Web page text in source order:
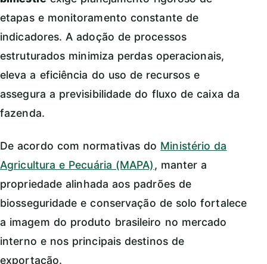
etapas e monitoramento constante de
indicadores. A adoção de processos
estruturados minimiza perdas operacionais,
eleva a eficiência do uso de recursos e
assegura a previsibilidade do fluxo de caixa da
fazenda.
De acordo com normativas do Ministério da
Agricultura e Pecuária (MAPA), manter a
propriedade alinhada aos padrões de
biosseguridade e conservação de solo fortalece
a imagem do produto brasileiro no mercado
interno e nos principais destinos de
exportação.